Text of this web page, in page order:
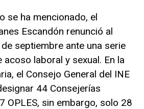
se ha mencionado, el
Escandón renunció al
septiembre ante una serie
laboral y sexual. En la
el Consejo General del INE
44 Consejerías
OPLES, sin embargo, solo 28